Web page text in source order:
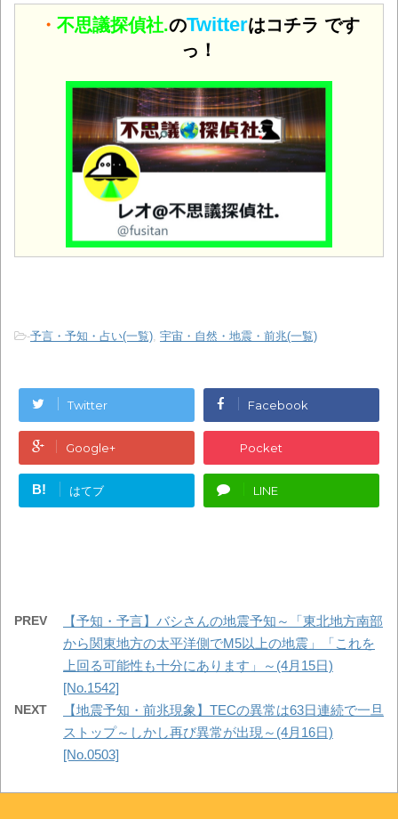
・ 不思議探偵社.のTwitterはコチラ です
っ！
-予言・予知・占い(一覧), 宇宙・自然・地震・前兆(一覧)
Twitter Facebook
Google+ Pocket
B! はてブ LINE
PREV
【予知・予言】バシさんの地震予知～「東北地方南部
から関東地方の太平洋側でM5以上の地震」「これを
上回る可能性も十分にあります」～(4月15日)
[No.1542]
NEXT
【地震予知・前兆現象】TECの異常は63日連続で一旦
ストップ～しかし再び異常が出現～(4月16日)
[No.0503]